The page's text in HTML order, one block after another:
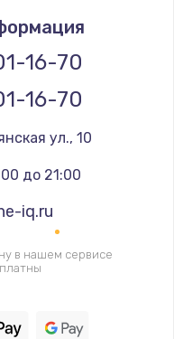
SIM
камеры
16-70
16-70
ул., 10
до 21:00
iq.ru
в нашем сервисе